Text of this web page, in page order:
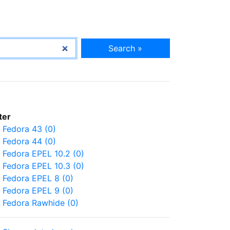
Search »
Fedora 43 (0)
Fedora 44 (0)
Fedora EPEL 10.2 (0)
Fedora EPEL 10.3 (0)
Fedora EPEL 8 (0)
Fedora EPEL 9 (0)
Fedora Rawhide (0)